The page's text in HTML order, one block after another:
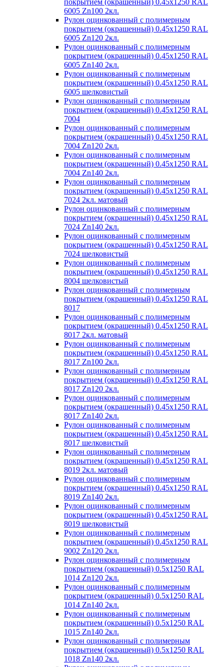
покрытием (окрашенный) 0.45x1250 RAL
6005 Zn100 2кл.
Рулон оцинкованный с полимерным
покрытием (окрашенный) 0.45x1250 RAL
6005 Zn120 2кл.
Рулон оцинкованный с полимерным
покрытием (окрашенный) 0.45x1250 RAL
6005 Zn140 2кл.
Рулон оцинкованный с полимерным
покрытием (окрашенный) 0.45x1250 RAL
6005 шелковистый
Рулон оцинкованный с полимерным
покрытием (окрашенный) 0.45x1250 RAL
7004
Рулон оцинкованный с полимерным
покрытием (окрашенный) 0.45x1250 RAL
7004 Zn120 2кл.
Рулон оцинкованный с полимерным
покрытием (окрашенный) 0.45x1250 RAL
7004 Zn140 2кл.
Рулон оцинкованный с полимерным
покрытием (окрашенный) 0.45x1250 RAL
7024 2кл. матовый
Рулон оцинкованный с полимерным
покрытием (окрашенный) 0.45x1250 RAL
7024 Zn140 2кл.
Рулон оцинкованный с полимерным
покрытием (окрашенный) 0.45x1250 RAL
7024 шелковистый
Рулон оцинкованный с полимерным
покрытием (окрашенный) 0.45x1250 RAL
8004 шелковистый
Рулон оцинкованный с полимерным
покрытием (окрашенный) 0.45x1250 RAL
8017
Рулон оцинкованный с полимерным
покрытием (окрашенный) 0.45x1250 RAL
8017 2кл. матовый
Рулон оцинкованный с полимерным
покрытием (окрашенный) 0.45x1250 RAL
8017 Zn100 2кл.
Рулон оцинкованный с полимерным
покрытием (окрашенный) 0.45x1250 RAL
8017 Zn120 2кл.
Рулон оцинкованный с полимерным
покрытием (окрашенный) 0.45x1250 RAL
8017 Zn140 2кл.
Рулон оцинкованный с полимерным
покрытием (окрашенный) 0.45x1250 RAL
8017 шелковистый
Рулон оцинкованный с полимерным
покрытием (окрашенный) 0.45x1250 RAL
8019 2кл. матовый
Рулон оцинкованный с полимерным
покрытием (окрашенный) 0.45x1250 RAL
8019 Zn140 2кл.
Рулон оцинкованный с полимерным
покрытием (окрашенный) 0.45x1250 RAL
8019 шелковистый
Рулон оцинкованный с полимерным
покрытием (окрашенный) 0.45x1250 RAL
9002 Zn120 2кл.
Рулон оцинкованный с полимерным
покрытием (окрашенный) 0.5x1250 RAL
1014 Zn120 2кл.
Рулон оцинкованный с полимерным
покрытием (окрашенный) 0.5x1250 RAL
1014 Zn140 2кл.
Рулон оцинкованный с полимерным
покрытием (окрашенный) 0.5x1250 RAL
1015 Zn140 2кл.
Рулон оцинкованный с полимерным
покрытием (окрашенный) 0.5x1250 RAL
1018 Zn140 2кл.